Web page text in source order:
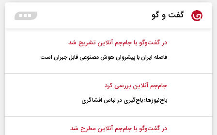
گفت و گو
در گفت‌و‌گو با جام‌جم آنلاین تشریح شد
فاصله ایران با پیشرو‌ان هوش مصنوعی قابل جبران است
جام‌جم آنلاین بررسی کرد
باج‌نیوزها؛ باج‌گیری در لباس افشاگری
در گفت‌و‌گو با جام‌جم آنلاین مطرح شد